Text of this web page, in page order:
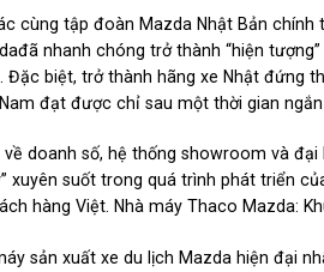
cùng tập đoàn Mazda Nhật Bản
nhanh chóng trở thành “hiện
Đặc biệt, trở thành hãng xe Nhật đứng
đạt được chỉ sau một thời gian ngắn
doanh số, hệ thống showroom và
xuyên suốt trong quá trình phát triển
hàng Việt. Nhà máy Thaco Mazda:
sản xuất xe du lịch Mazda hiện đại